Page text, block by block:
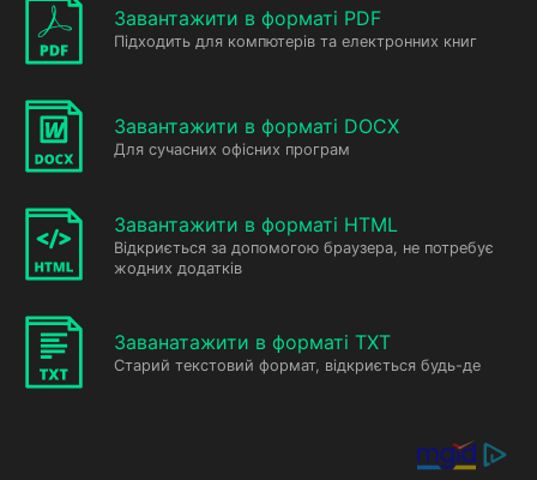
Завантажити в форматі PDF
Підходить для компютерів та електронних книг
Завантажити в форматі DOCX
Для сучасних офісних програм
Завантажити в форматі HTML
Відкриється за допомогою браузера, не потребує
жодних додатків
Заванатажити в форматі TXT
Старий текстовий формат, відкриється будь-де